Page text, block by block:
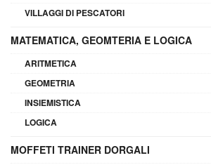
VILLAGGI DI PESCATORI
MATEMATICA, GEOMTERIA E LOGICA
ARITMETICA
GEOMETRIA
INSIEMISTICA
LOGICA
MOFFETI TRAINER DORGALI